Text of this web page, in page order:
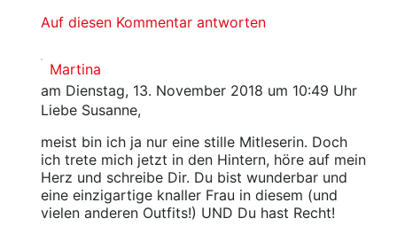
Auf diesen Kommentar antworten
Martina
am Dienstag, 13. November 2018 um 10:49 Uhr
Liebe Susanne,
meist bin ich ja nur eine stille Mitleserin. Doch
ich trete mich jetzt in den Hintern, höre auf mein
Herz und schreibe Dir. Du bist wunderbar und
eine einzigartige knaller Frau in diesem (und
vielen anderen Outfits!) UND Du hast Recht!